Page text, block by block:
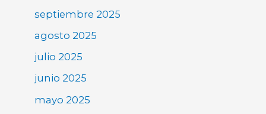
septiembre 2025
agosto 2025
julio 2025
junio 2025
mayo 2025